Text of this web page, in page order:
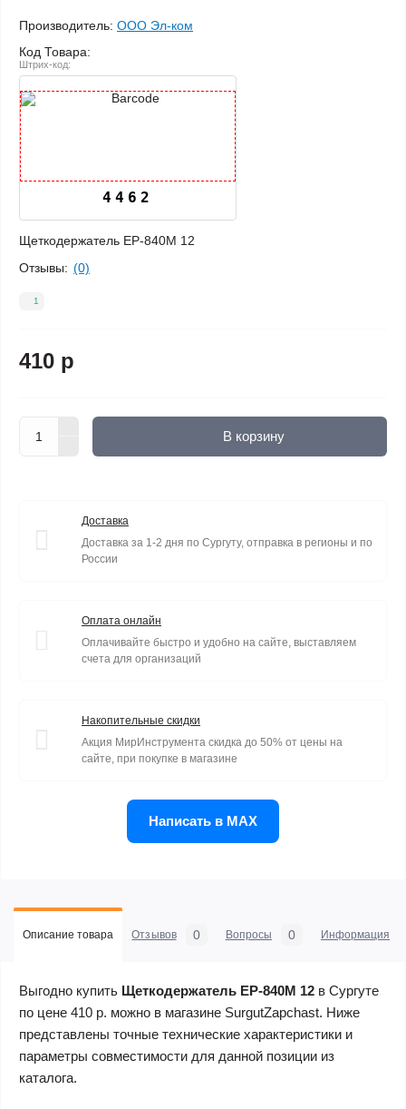
Производитель: ООО Эл-ком
Код Товара:
Штрих-код:
4462
Щеткодержатель ЕР-840М 12
Отзывы: (0)
1
410 р
В корзину
Доставка
Доставка за 1-2 дня по Сургуту, отправка в регионы и по
России
Оплата онлайн
Оплачивайте быстро и удобно на сайте, выставляем
счета для организаций
Накопительные скидки
Акция МирИнструмента скидка до 50% от цены на
сайте, при покупке в магазине
Написать в MAX
Описание товара Отзывов 0 Вопросы 0 Информация
Выгодно купить Щеткодержатель ЕР-840М 12 в Сургуте
по цене 410 р. можно в магазине SurgutZapchast. Ниже
представлены точные технические характеристики и
параметры совместимости для данной позиции из
каталога.